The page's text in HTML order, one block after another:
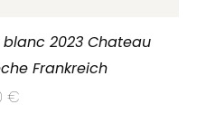
2023 Chateau
Frankreich
€